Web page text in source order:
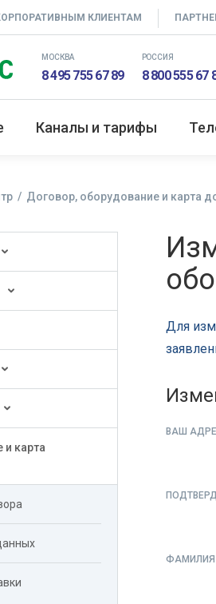
КЛИЕНТАМ
МОСКВА
8 495 755 67 89
РОССИЯ
8 800 555 67
Каналы и тарифы
Договор, оборудование и карта
и карта
Для
ВАШ
ФАМИЛИЯ